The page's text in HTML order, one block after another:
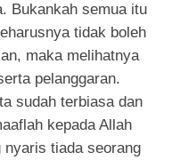
Bukankah semua itu
tidak boleh
maka melihatnya
pelanggaran.
sudah terbiasa dan
kepada Allah
tiada seorang